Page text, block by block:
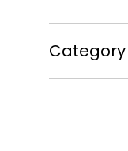
Category